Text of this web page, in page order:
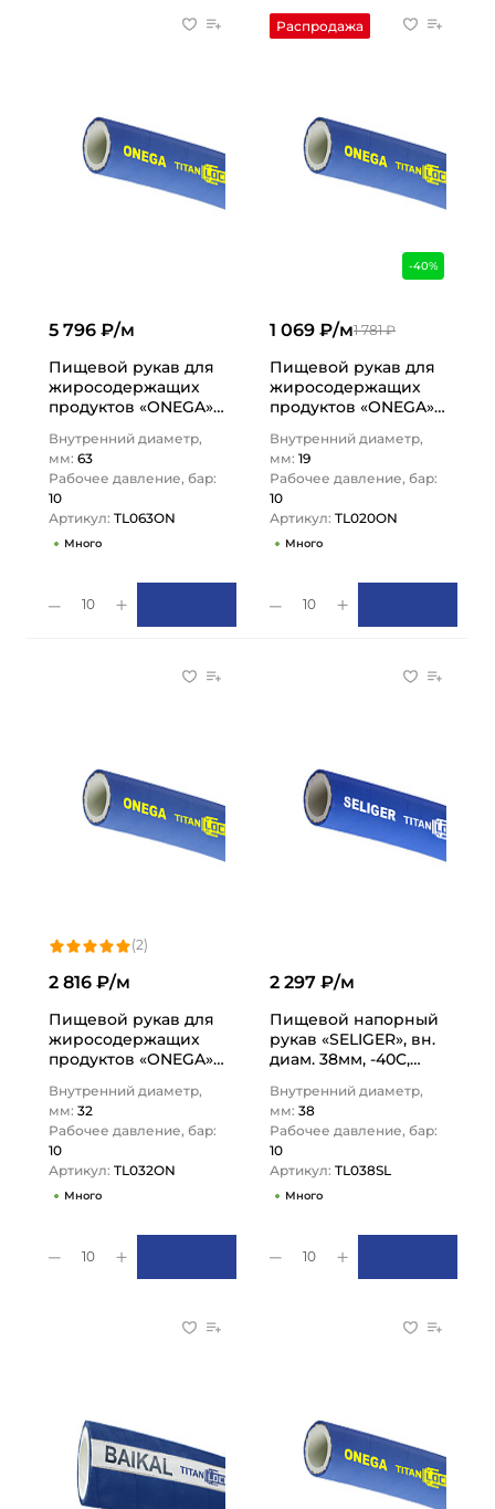
5 796 ₽/м
Пищевой рукав для
жиросодержащих
продуктов «ONEGA»,
63мм, 10bar, NBR,
TL063ON…
Внутренний диаметр,
мм: 63
Рабочее давление, бар:
10
Артикул: TL063ON
Много
10
Распродажа
-40%
1 781 ₽
1 069 ₽/м
Пищевой рукав для
жиросодержащих
продуктов «ONEGA»,
19мм, 10bar, NBR,
TL020ON…
Внутренний диаметр,
мм: 19
Рабочее давление, бар:
10
Артикул: TL020ON
Много
10
(2)
2 816 ₽/м
Пищевой рукав для
жиросодержащих
продуктов «ONEGA»,
32мм, 10bar, NBR,
TL032ON…
Внутренний диаметр,
мм: 32
Рабочее давление, бар:
10
Артикул: TL032ON
Много
10
2 297 ₽/м
Пищевой напорный
рукав «SELIGER», вн.
диам. 38мм, -40C,
TITAN…
Внутренний диаметр,
мм: 38
Рабочее давление, бар:
10
Артикул: TL038SL
Много
10